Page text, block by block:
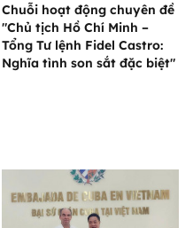
Chuỗi hoạt động chuyên đề
"Chủ tịch Hồ Chí Minh –
Tổng Tư lệnh Fidel Castro:
Nghĩa tình son sắt đặc biệt"